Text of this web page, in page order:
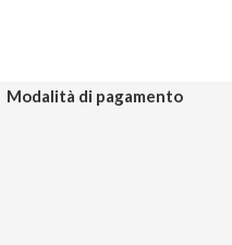
Modalità di pagamento